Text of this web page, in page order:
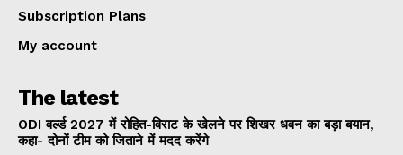
Subscription Plans
My account
The latest
ODI वर्ल्ड 2027 में रोहित-विराट के खेलने पर शिखर धवन का बड़ा बयान,
कहा- दोनों टीम को जिताने में मदद करेंगे